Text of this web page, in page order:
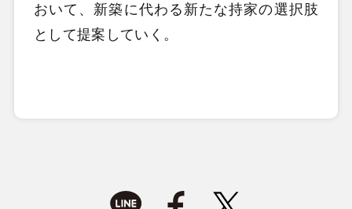
おいて、新築に代わる新たな持家の選択肢
として提案していく。